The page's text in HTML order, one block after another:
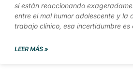
si están reaccionando
entre el mal humor adolescente y la
trabajo clínico, esa incertidumbre es
LEER MÁS »